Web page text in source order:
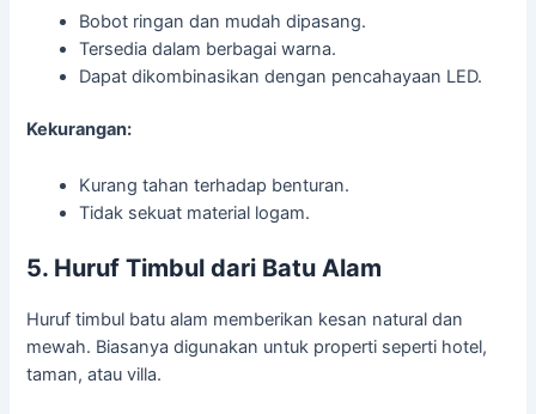
Bobot ringan dan mudah dipasang.
Tersedia dalam berbagai warna.
Dapat dikombinasikan dengan pencahayaan LED.
Kekurangan:
Kurang tahan terhadap benturan.
Tidak sekuat material logam.
5. Huruf Timbul dari Batu Alam
Huruf timbul batu alam memberikan kesan natural dan
mewah. Biasanya digunakan untuk properti seperti hotel,
taman, atau villa.